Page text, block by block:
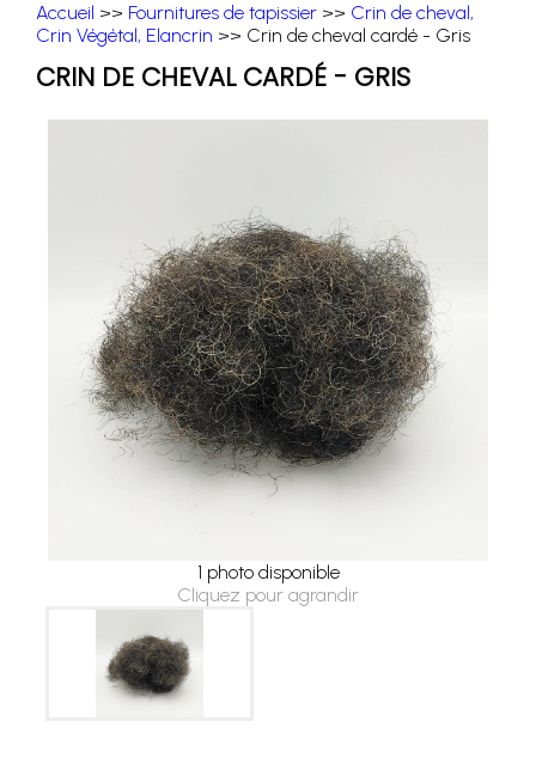
Accueil >> Fournitures de tapissier >> Crin de cheval,
Crin Végétal, Elancrin >> Crin de cheval cardé - Gris
CRIN DE CHEVAL CARDÉ - GRIS
1 photo disponible
Cliquez pour agrandir